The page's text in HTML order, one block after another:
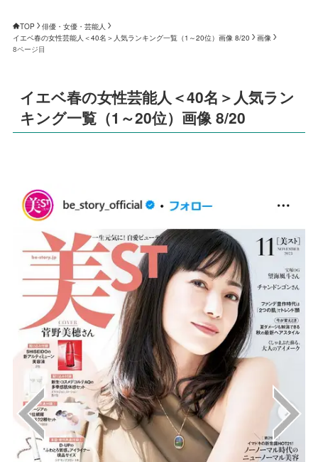
TOP
俳優・女優・芸能人
イエベ春の女性芸能人＜40名＞人気ランキング一覧（1～20位）画像 8/20
画像
8ページ目
イエベ春の女性芸能人＜40名＞人気ラン
キング一覧（1～20位）画像 8/20